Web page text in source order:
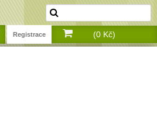
Registrace (0 Kč)